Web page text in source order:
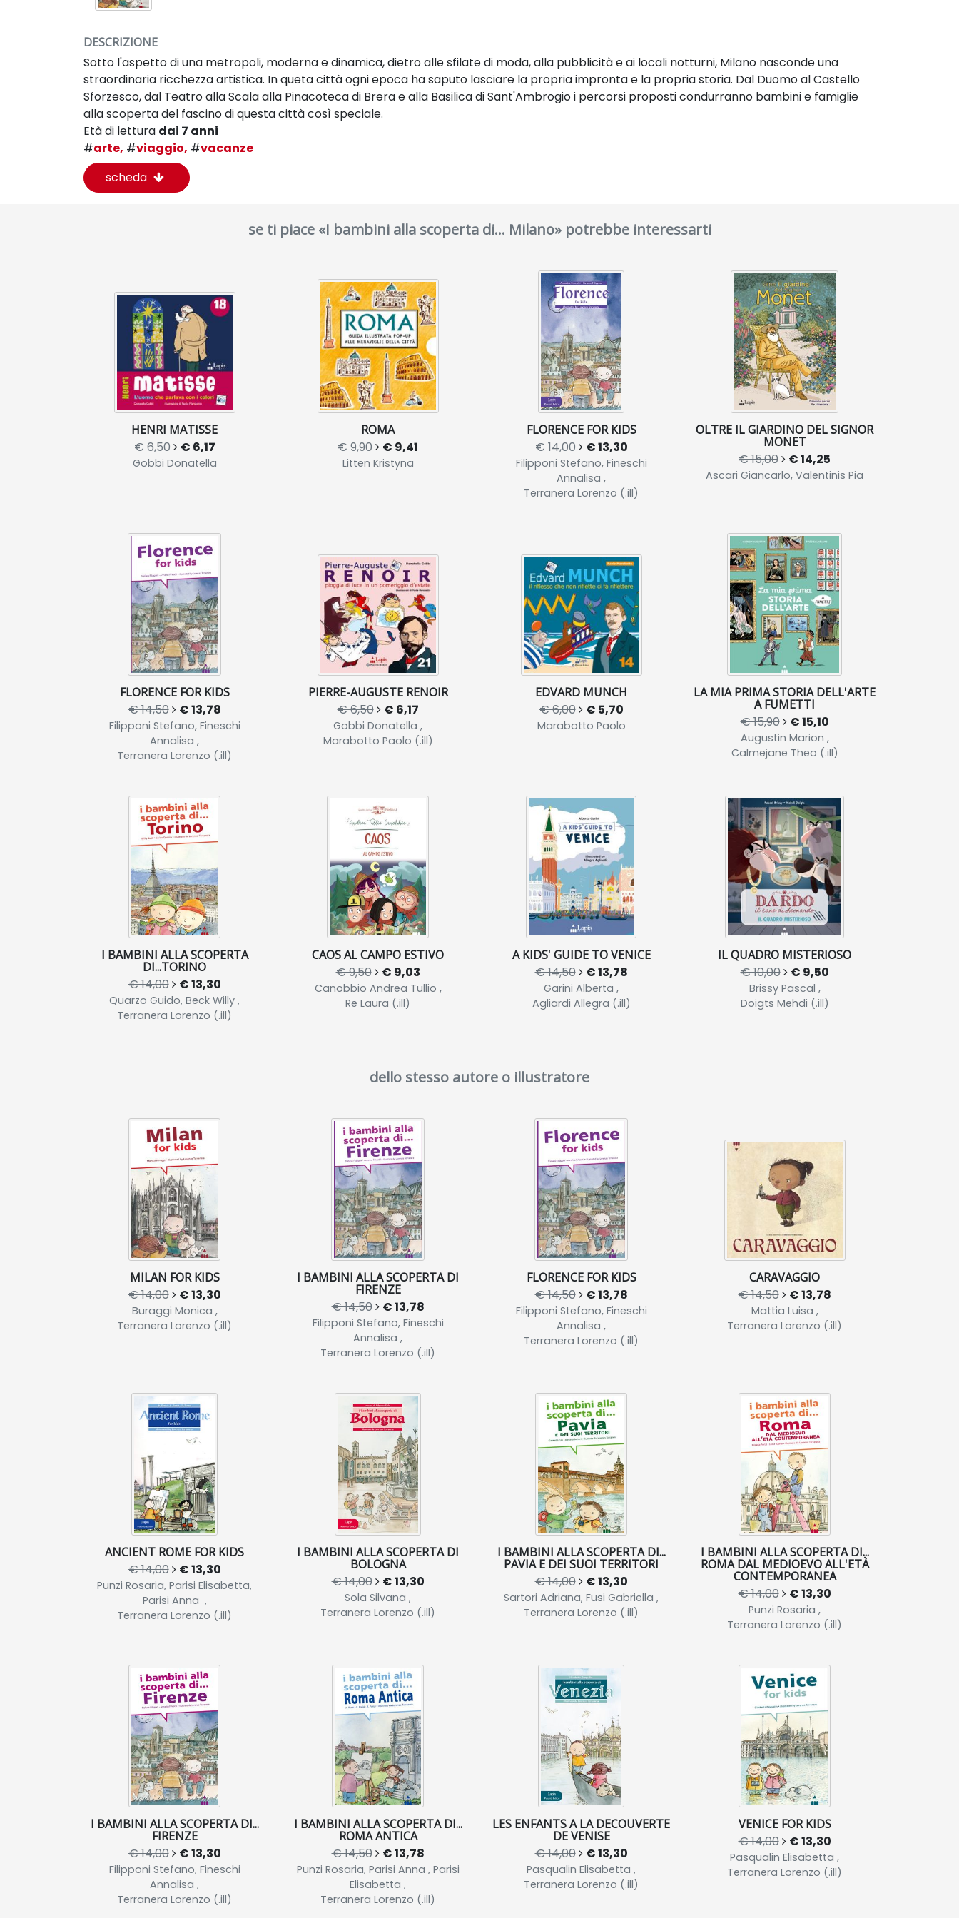
DESCRIZIONE
Sotto l'aspetto di una metropoli, moderna e dinamica, dietro alle sfilate di moda, alla pubblicità e ai locali notturni, Milano nasconde una
straordinaria ricchezza artistica. In queta città ogni epoca ha saputo lasciare la propria impronta e la propria storia. Dal Duomo al Castello
Sforzesco, dal Teatro alla Scala alla Pinacoteca di Brera e alla Basilica di Sant'Ambrogio i percorsi proposti condurranno bambini e famiglie
alla scoperta del fascino di questa città così speciale.
Età di lettura dai 7 anni
#arte, #viaggio, #vacanze
scheda
se ti piace «I bambini alla scoperta di... Milano» potrebbe interessarti
HENRI MATISSE
€ 6,50 € 6,17
Gobbi Donatella
ROMA
€ 9,90 € 9,41
Litten Kristyna
FLORENCE FOR KIDS
€ 14,00 € 13,30
Filipponi Stefano, Fineschi
Annalisa ,
Terranera Lorenzo (.ill)
OLTRE IL GIARDINO DEL SIGNOR
MONET
€ 15,00 € 14,25
Ascari Giancarlo, Valentinis Pia
FLORENCE FOR KIDS
€ 14,50 € 13,78
Filipponi Stefano, Fineschi
Annalisa ,
Terranera Lorenzo (.ill)
PIERRE-AUGUSTE RENOIR
€ 6,50 € 6,17
Gobbi Donatella ,
Marabotto Paolo (.ill)
EDVARD MUNCH
€ 6,00 € 5,70
Marabotto Paolo
LA MIA PRIMA STORIA DELL'ARTE
A FUMETTI
€ 15,90 € 15,10
Augustin Marion ,
Calmejane Theo (.ill)
I BAMBINI ALLA SCOPERTA
DI...TORINO
€ 14,00 € 13,30
Quarzo Guido, Beck Willy ,
Terranera Lorenzo (.ill)
CAOS AL CAMPO ESTIVO
€ 9,50 € 9,03
Canobbio Andrea Tullio ,
Re Laura (.ill)
A KIDS' GUIDE TO VENICE
€ 14,50 € 13,78
Garini Alberta ,
Agliardi Allegra (.ill)
IL QUADRO MISTERIOSO
€ 10,00 € 9,50
Brissy Pascal ,
Doigts Mehdi (.ill)
dello stesso autore o illustratore
MILAN FOR KIDS
€ 14,00 € 13,30
Buraggi Monica ,
Terranera Lorenzo (.ill)
I BAMBINI ALLA SCOPERTA DI
FIRENZE
€ 14,50 € 13,78
Filipponi Stefano, Fineschi
Annalisa ,
Terranera Lorenzo (.ill)
FLORENCE FOR KIDS
€ 14,50 € 13,78
Filipponi Stefano, Fineschi
Annalisa ,
Terranera Lorenzo (.ill)
CARAVAGGIO
€ 14,50 € 13,78
Mattia Luisa ,
Terranera Lorenzo (.ill)
ANCIENT ROME FOR KIDS
€ 14,00 € 13,30
Punzi Rosaria, Parisi Elisabetta,
Parisi Anna ,
Terranera Lorenzo (.ill)
I BAMBINI ALLA SCOPERTA DI
BOLOGNA
€ 14,00 € 13,30
Sola Silvana ,
Terranera Lorenzo (.ill)
I BAMBINI ALLA SCOPERTA DI...
PAVIA E DEI SUOI TERRITORI
€ 14,00 € 13,30
Sartori Adriana, Fusi Gabriella ,
Terranera Lorenzo (.ill)
I BAMBINI ALLA SCOPERTA DI...
ROMA DAL MEDIOEVO ALL'ETÀ
CONTEMPORANEA
€ 14,00 € 13,30
Punzi Rosaria ,
Terranera Lorenzo (.ill)
I BAMBINI ALLA SCOPERTA DI...
FIRENZE
€ 14,00 € 13,30
Filipponi Stefano, Fineschi
Annalisa ,
Terranera Lorenzo (.ill)
I BAMBINI ALLA SCOPERTA DI...
ROMA ANTICA
€ 14,50 € 13,78
Punzi Rosaria, Parisi Anna , Parisi
Elisabetta ,
Terranera Lorenzo (.ill)
LES ENFANTS A LA DECOUVERTE
DE VENISE
€ 14,00 € 13,30
Pasqualin Elisabetta ,
Terranera Lorenzo (.ill)
VENICE FOR KIDS
€ 14,00 € 13,30
Pasqualin Elisabetta ,
Terranera Lorenzo (.ill)